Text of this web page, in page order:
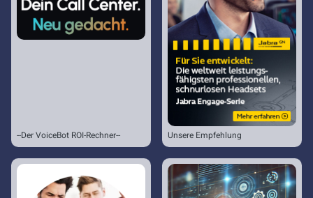
--Der VoiceBot ROI-Rechner-- Unsere Empfehlung